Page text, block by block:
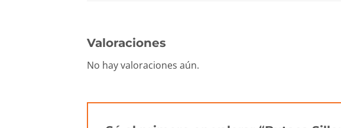
Valoraciones
No hay valoraciones aún.